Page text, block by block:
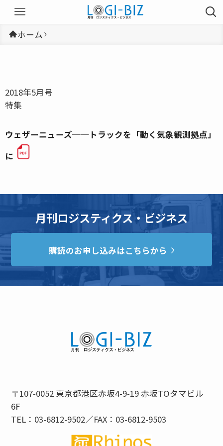
ホーム
2018年5月号
特集
ウェザーニューズ──トラックを「動く気象観測拠点」
に
月刊ロジスティクス・ビジネス
購読のお申し込みはこちらから
〒107-0052 東京都港区赤坂4-9-19 赤坂TOタマビル
6F
TEL：03-6812-9502／FAX：03-6812-9503